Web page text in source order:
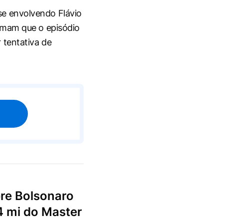
envolvendo Flávio
que o episódio
tentativa de
Bolsonaro
mi do Master